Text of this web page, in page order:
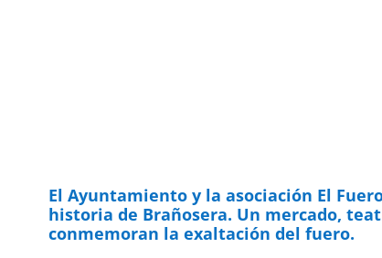
El Ayuntamiento y la asociación El
historia de Brañosera. Un mercado,
conmemoran la exaltación del fuero.